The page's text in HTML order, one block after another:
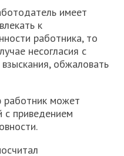
имеет
к
работника, то
несогласия с
обжаловать
работник может
с приведением